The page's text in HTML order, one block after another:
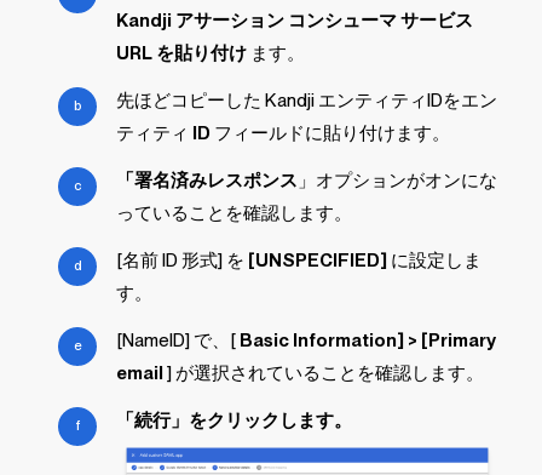
Kandji アサーション コンシューマ サービス
URL を貼り付け ます。
先ほどコピーした Kandji エンティティIDをエン
ティティ ID フィールドに貼り付けます。
「署名済みレスポンス 」オプションがオンにな
っていることを確認します。
[名前 ID 形式] を [UNSPECIFIED] に設定しま
す。
[NameID] で、[ Basic Information] > [Primary
email] が選択されていることを確認します。
「続行」をクリックします。